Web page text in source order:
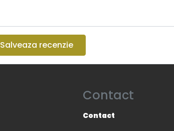
Salveaza recenzie
Contact
Contact